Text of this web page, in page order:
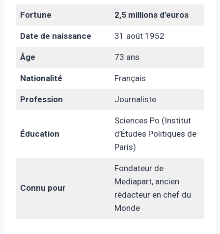
Fortune 2,5 millions d’euros
Date de naissance 31 août 1952
Âge 73 ans
Nationalité Français
Profession Journaliste
Éducation
Sciences Po (Institut
d’Études Politiques de
Paris)
Connu pour
Fondateur de
Mediapart, ancien
rédacteur en chef du
Monde